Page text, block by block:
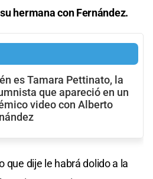
hermana con Fernández.
es Tamara Pettinato, la
que apareció en un
video con Alberto
que dije le habrá dolido a la